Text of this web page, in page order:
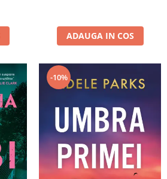
ADAUGA IN COS
-10%